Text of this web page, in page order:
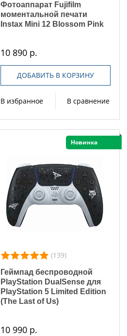
Фотоаппарат Fujifilm
моментальной печати
Instax Mini 12 Blossom Pink
10 890 р.
ДОБАВИТЬ В КОРЗИНУ
В избранное В сравнение
Новинка
(139)
Геймпад беспроводной
PlayStation DualSense для
PlayStation 5 Limited Edition
(The Last of Us)
10 990 р.